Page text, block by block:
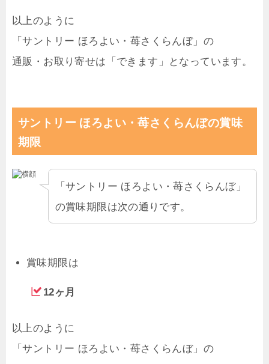
以上のように
「サントリー ほろよい・苺さくらんぼ」の
通販・お取り寄せは「できます」となっています。
サントリー ほろよい・苺さくらんぼの賞味
期限
「サントリー ほろよい・苺さくらんぼ」
の賞味期限は次の通りです。
賞味期限は
12ヶ月
以上のように
「サントリー ほろよい・苺さくらんぼ」の